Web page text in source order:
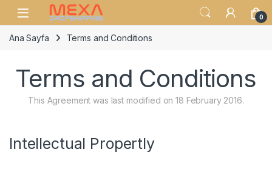
Skip to navigation
Skip to content
Open 0
Ana Sayfa Terms and Conditions
Terms and Conditions
This Agreement was last modified on 18 February 2016.
Intellectual Propertly